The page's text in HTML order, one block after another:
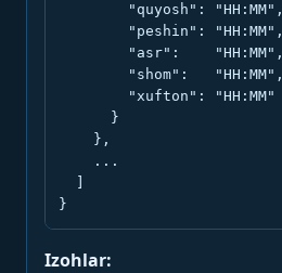
        "quyosh": "HH:MM",
        "peshin": "HH:MM",
        "asr":    "HH:MM",
        "shom":   "HH:MM",
        "xufton": "HH:MM"
      }
    },
    ...
}
Izohlar: